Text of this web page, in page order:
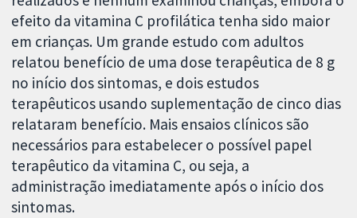
efeito da vitamina C profilática tenha sido maior
em crianças. Um grande estudo com adultos
relatou benefício de uma dose terapêutica de 8 g
no início dos sintomas, e dois estudos
terapêuticos usando suplementação de cinco dias
relataram benefício. Mais ensaios clínicos são
necessários para estabelecer o possível papel
terapêutico da vitamina C, ou seja, a
administração imediatamente após o início dos
sintomas.